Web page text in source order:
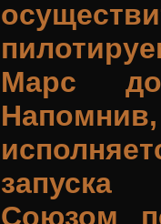
Марс
Союзом